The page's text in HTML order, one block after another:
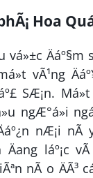
Hoa
vá»±c Äáº§m
vÃ¹ng
SÆ¡n.
ngÆ°á»i
nÆ¡i
láº¡c
nÃ o ÄÃ³